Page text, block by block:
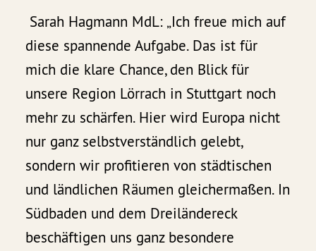
Sarah Hagmann MdL: „Ich freue mich auf
diese spannende Aufgabe. Das ist für
mich die klare Chance, den Blick für
unsere Region Lörrach in Stuttgart noch
mehr zu schärfen. Hier wird Europa nicht
nur ganz selbstverständlich gelebt,
sondern wir profitieren von städtischen
und ländlichen Räumen gleichermaßen. In
Südbaden und dem Dreiländereck
beschäftigen uns ganz besondere